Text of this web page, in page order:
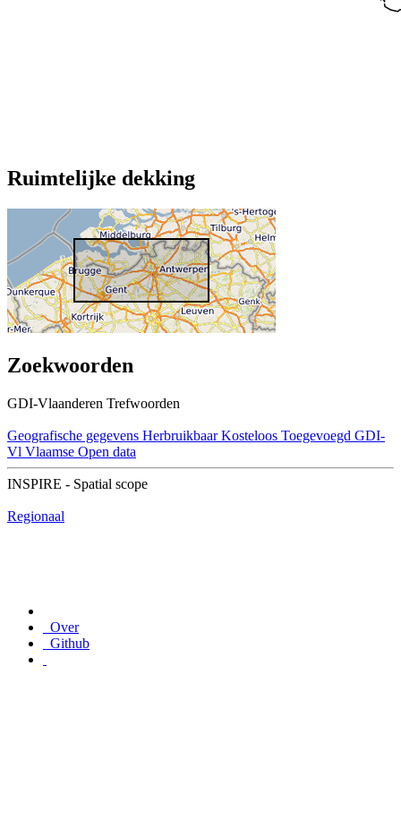
Ruimtelijke dekking
Zoekwoorden
GDI-Vlaanderen Trefwoorden
Geografische gegevens Herbruikbaar Kosteloos Toegevoegd GDI-
Vl Vlaamse Open data
INSPIRE - Spatial scope
Regionaal
Over
Github